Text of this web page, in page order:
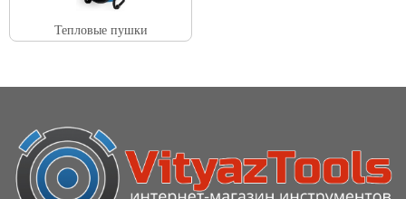
Тепловые пушки